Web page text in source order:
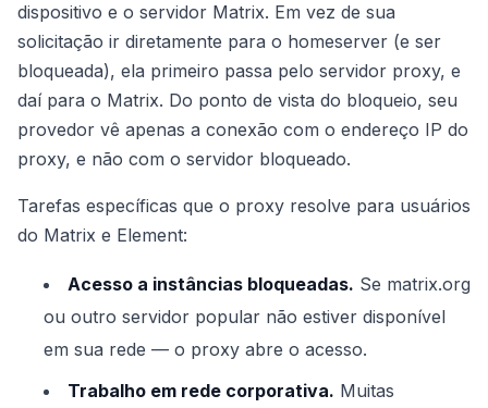
dispositivo e o servidor Matrix. Em vez de sua
solicitação ir diretamente para o homeserver (e ser
bloqueada), ela primeiro passa pelo servidor proxy, e
daí para o Matrix. Do ponto de vista do bloqueio, seu
provedor vê apenas a conexão com o endereço IP do
proxy, e não com o servidor bloqueado.
Tarefas específicas que o proxy resolve para usuários
do Matrix e Element:
Acesso a instâncias bloqueadas. Se matrix.org
ou outro servidor popular não estiver disponível
em sua rede — o proxy abre o acesso.
Trabalho em rede corporativa. Muitas